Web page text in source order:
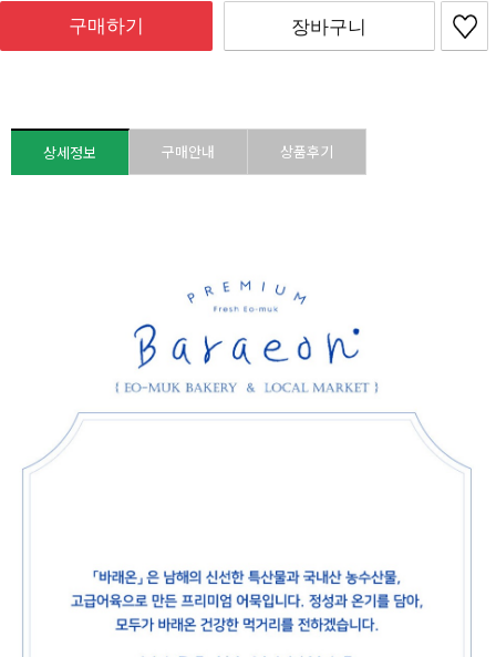
구매하기 장바구니
상세정보 구매안내 상품후기